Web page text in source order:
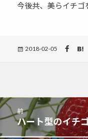
今後共、美らイチ
Posted
2018-02-05
投
稿
前
前
の
ハート型のイチ